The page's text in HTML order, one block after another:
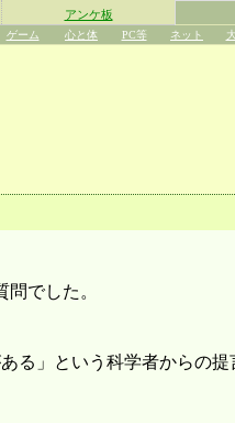
アンケ板
ゲーム 心と体 PC等 ネット
問でした。
」という科学者からの提